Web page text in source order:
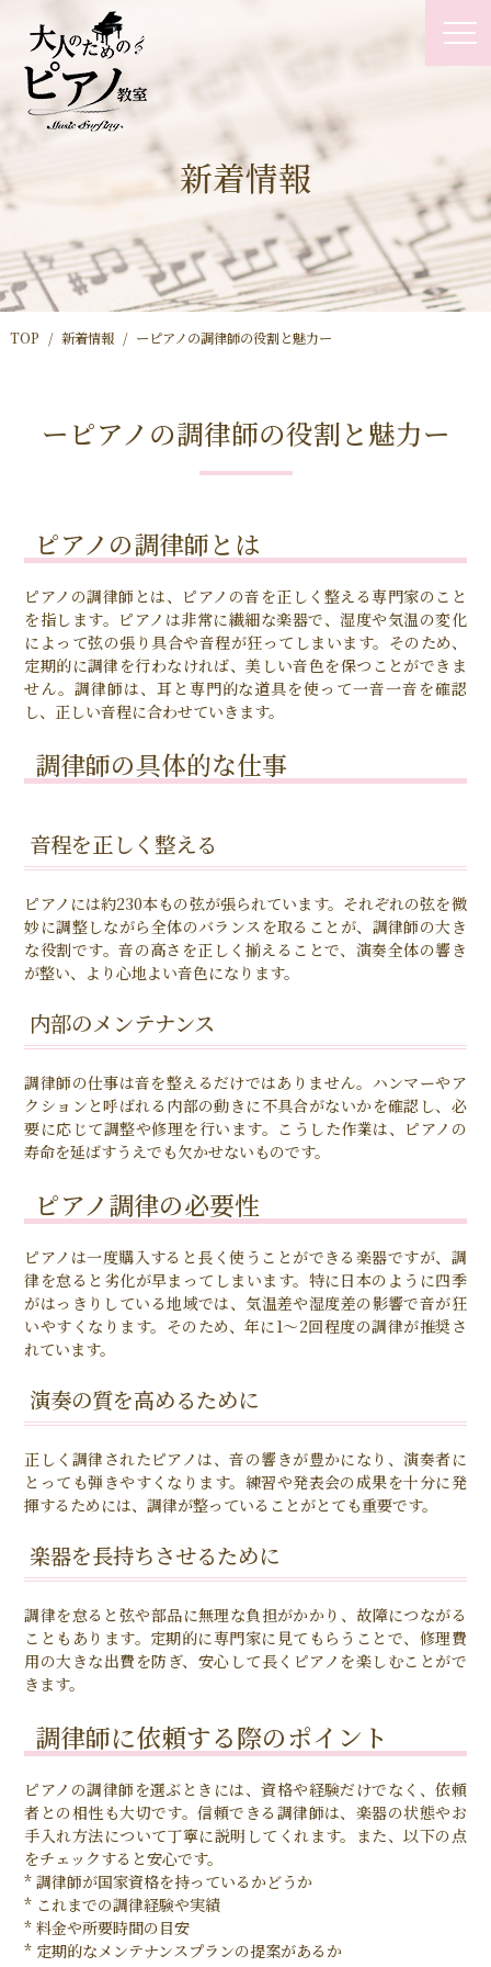
新着情報
TOP 新着情報 ーピアノの調律師の役割と魅力ー
ーピアノの調律師の役割と魅力ー
ピアノの調律師とは
ピアノの調律師とは、ピアノの音を正しく整える専門家のこと
を指します。ピアノは非常に繊細な楽器で、湿度や気温の変化
によって弦の張り具合や音程が狂ってしまいます。そのため、
定期的に調律を行わなければ、美しい音色を保つことができま
せん。調律師は、耳と専門的な道具を使って一音一音を確認
し、正しい音程に合わせていきます。
調律師の具体的な仕事
音程を正しく整える
ピアノには約230本もの弦が張られています。それぞれの弦を微
妙に調整しながら全体のバランスを取ることが、調律師の大き
な役割です。音の高さを正しく揃えることで、演奏全体の響き
が整い、より心地よい音色になります。
内部のメンテナンス
調律師の仕事は音を整えるだけではありません。ハンマーやア
クションと呼ばれる内部の動きに不具合がないかを確認し、必
要に応じて調整や修理を行います。こうした作業は、ピアノの
寿命を延ばすうえでも欠かせないものです。
ピアノ調律の必要性
ピアノは一度購入すると長く使うことができる楽器ですが、調
律を怠ると劣化が早まってしまいます。特に日本のように四季
がはっきりしている地域では、気温差や湿度差の影響で音が狂
いやすくなります。そのため、年に1～2回程度の調律が推奨さ
れています。
演奏の質を高めるために
正しく調律されたピアノは、音の響きが豊かになり、演奏者に
とっても弾きやすくなります。練習や発表会の成果を十分に発
揮するためには、調律が整っていることがとても重要です。
楽器を長持ちさせるために
調律を怠ると弦や部品に無理な負担がかかり、故障につながる
こともあります。定期的に専門家に見てもらうことで、修理費
用の大きな出費を防ぎ、安心して長くピアノを楽しむことがで
きます。
調律師に依頼する際のポイント
ピアノの調律師を選ぶときには、資格や経験だけでなく、依頼
者との相性も大切です。信頼できる調律師は、楽器の状態やお
手入れ方法について丁寧に説明してくれます。また、以下の点
をチェックすると安心です。
* 調律師が国家資格を持っているかどうか
* これまでの調律経験や実績
* 料金や所要時間の目安
* 定期的なメンテナンスプランの提案があるか